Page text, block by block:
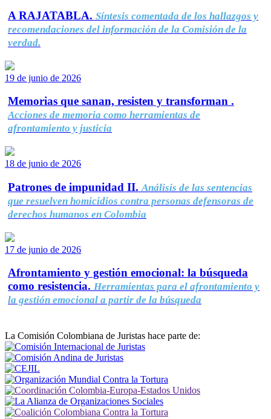
A RAJATABLA. Síntesis comentada de los hallazgos y
recomendaciones del información de la Comisión de la
verdad.
19 de junio de 2026
Memorias que sanan, resisten y transforman .
Acciones de memoria como herramientas de
afrontamiento y justicia
18 de junio de 2026
Patrones de impunidad II. Análisis de las sentencias
que resuelven homicidios contra personas defensoras de
derechos humanos en Colombia
17 de junio de 2026
Afrontamiento y gestión emocional: la búsqueda
como resistencia. Herramientas para el afrontamiento y
la gestión emocional a partir de la búsqueda
La Comisión Colombiana de Juristas hace parte de: